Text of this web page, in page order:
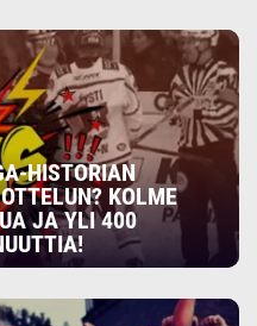
HISTORIAN
KOLME
JA YLI 400